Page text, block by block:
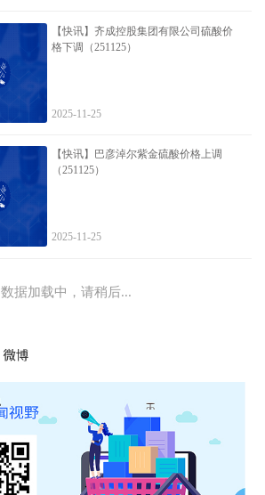
【快讯】齐成控股集团有限公司硫酸价
格下调（251125）
2025-11-25
【快讯】巴彦淖尔紫金硫酸价格上调
（251125）
2025-11-25
数据加载中，请稍后...